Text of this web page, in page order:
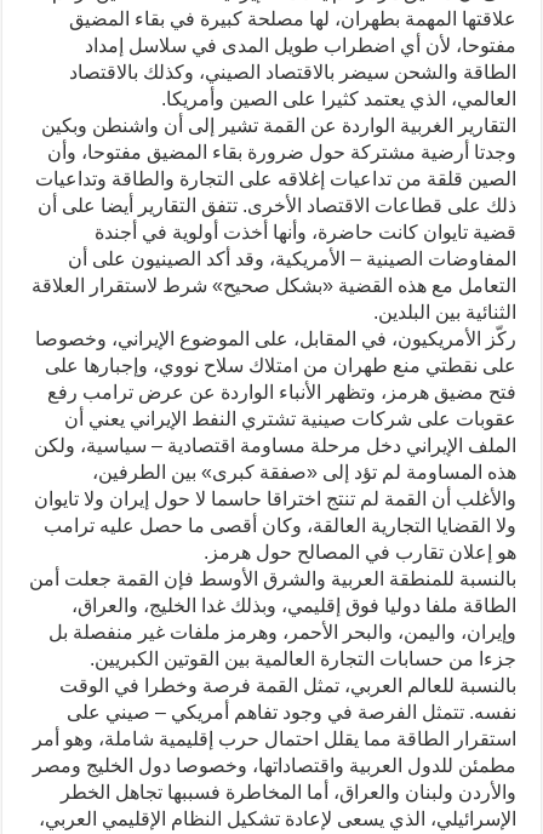
علاقتها المهمة بطهران، لها مصلحة كبيرة في بقاء المضيق
مفتوحا، لأن أي اضطراب طويل المدى في سلاسل إمداد
الطاقة والشحن سيضر بالاقتصاد الصيني، وكذلك بالاقتصاد
العالمي، الذي يعتمد كثيرا على الصين وأمريكا.
التقارير الغربية الواردة عن القمة تشير إلى أن واشنطن وبكين
وجدتا أرضية مشتركة حول ضرورة بقاء المضيق مفتوحا، وأن
الصين قلقة من تداعيات إغلاقه على التجارة والطاقة وتداعيات
ذلك على قطاعات الاقتصاد الأخرى. تتفق التقارير أيضا على أن
قضية تايوان كانت حاضرة، وأنها أخذت أولوية في أجندة
المفاوضات الصينية – الأمريكية، وقد أكد الصينيون على أن
التعامل مع هذه القضية «بشكل صحيح» شرط لاستقرار العلاقة
الثنائية بين البلدين.
ركّز الأمريكيون، في المقابل، على الموضوع الإيراني، وخصوصا
على نقطتي منع طهران من امتلاك سلاح نووي، وإجبارها على
فتح مضيق هرمز، وتظهر الأنباء الواردة عن عرض ترامب رفع
عقوبات على شركات صينية تشتري النفط الإيراني يعني أن
الملف الإيراني دخل مرحلة مساومة اقتصادية – سياسية، ولكن
هذه المساومة لم تؤد إلى «صفقة كبرى» بين الطرفين،
والأغلب أن القمة لم تنتج اختراقا حاسما لا حول إيران ولا تايوان
ولا القضايا التجارية العالقة، وكان أقصى ما حصل عليه ترامب
هو إعلان تقارب في المصالح حول هرمز.
بالنسبة للمنطقة العربية والشرق الأوسط فإن القمة جعلت أمن
الطاقة ملفا دوليا فوق إقليمي، وبذلك غدا الخليج، والعراق،
وإيران، واليمن، والبحر الأحمر، وهرمز ملفات غير منفصلة بل
جزءا من حسابات التجارة العالمية بين القوتين الكبريين.
بالنسبة للعالم العربي، تمثل القمة فرصة وخطرا في الوقت
نفسه. تتمثل الفرصة في وجود تفاهم أمريكي – صيني على
استقرار الطاقة مما يقلل احتمال حرب إقليمية شاملة، وهو أمر
مطمئن للدول العربية واقتصاداتها، وخصوصا دول الخليج ومصر
والأردن ولبنان والعراق، أما المخاطرة فسببها تجاهل الخطر
الإسرائيلي، الذي يسعى لإعادة تشكيل النظام الإقليمي العربي،